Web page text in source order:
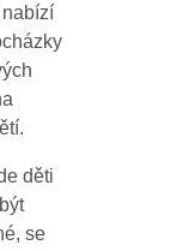
nabízí
děti
se